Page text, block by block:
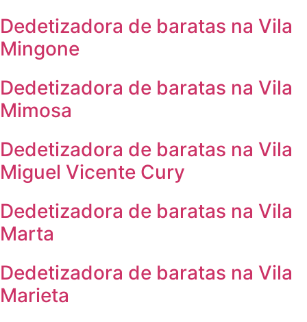
Dedetizadora de baratas na Vila
Mingone
Dedetizadora de baratas na Vila
Mimosa
Dedetizadora de baratas na Vila
Miguel Vicente Cury
Dedetizadora de baratas na Vila
Marta
Dedetizadora de baratas na Vila
Marieta